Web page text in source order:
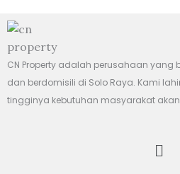
CN Property adalah perusahaan yang
dan berdomisili di Solo Raya. Kami
tingginya kebutuhan masyarakat
Menu